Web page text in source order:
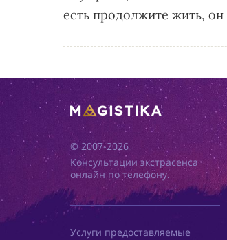
есть продолжите жить,
© 2007-2026
Консультации экстрасенса
онлайн по телефону.
Услуги предоставляемые